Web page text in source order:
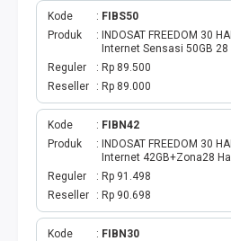
TRANSFER UANG
VA NOMINAL
BEBAS NOMINAL
E WALLET BEBAS NOMINAL
Kode
FIBS50
Produk
INDOSAT FREEDOM 30
Internet Sensasi 50GB 28
Reguler
Rp 89.500
Reseller
Rp 89.000
Kode
FIBN42
Produk
INDOSAT FREEDOM 30
Internet 42GB+Zona28
Reguler
Rp 91.498
Reseller
Rp 90.698
Kode
FIBN30